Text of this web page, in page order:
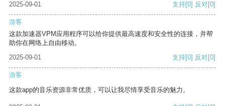
2025-09-01 支持[0] 反对[0]
游客
这款加速器VPM应用程序可以给你提供最高速度和安全性的连接，并帮
助你在网络上自由移动。
2025-09-01
支持[0] 反对[0]
游客
这款app的音乐资源非常优质，可以让我尽情享受音乐的魅力。